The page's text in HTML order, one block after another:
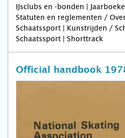
IJsclubs en -bonden |
Statuten en reglementen /
Schaatssport | Kunstrijden /
Schaatssport | Shorttrack
Official handbook